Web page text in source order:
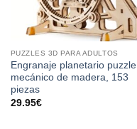
PUZZLES 3D PARA ADULTOS
Engranaje planetario puzzle
mecánico de madera, 153
piezas
29.95€